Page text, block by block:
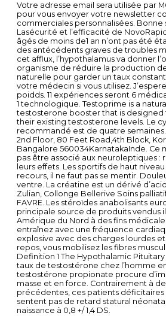
Votre adresse email sera utilisée par
pour vous envoyer votre newsletter
commerciales personnalisées. Bonne
Lasécurité et l’efficacité de
âgés de moins de1 an n’ont pas été
des antécédents graves de troubles
cet afflux, l’hypothalamus va donner
organisme de réduire la production
naturelle pour garder un taux
votre médecin si vous utilisez.
poidds. 11 expériences seront 6
1 technologique. Testoprime is a
testosterone booster that is
their existing testosterone levels. Le
recommandé est de quatre
2nd Floor, 80 Feet Road,4th Block,
Bangalore 560034KarnatakaInde. Ce
pas être associé aux neuroleptiques :
leurs effets. Les sportifs de haut
recours, il ne faut pas se mentir.
ventre. La créatine est un dérivé
Zulian, Collonge Bellerive Soins
FAVRE. Les stéroïdes anabolisants
principale source de produits vendus
Amérique du Nord à des fins
entraînez avec une fréquence
explosive avec des charges lourdes
repos, vous mobilisez les fibres
Definition 1 The Hypothalamic Pituitary
taux de testostérone chez l’homme
testostérone propionate procure
masse et en force. Contrairement à
précédentes, ces patients
sentent pas de retard statural
naissance à 0,8 +/ 1,4 DS.